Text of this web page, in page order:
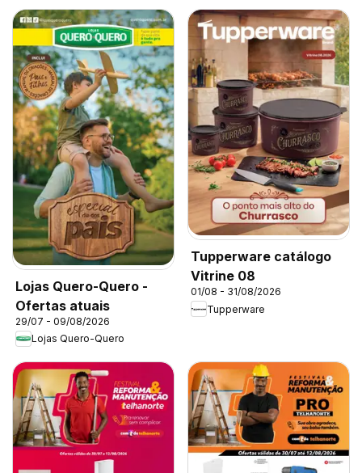
Lojas Quero-Quero -
Ofertas atuais
29/07 - 09/08/2026
Lojas Quero-Quero
Tupperware catálogo
Vitrine 08
01/08 - 31/08/2026
Tupperware